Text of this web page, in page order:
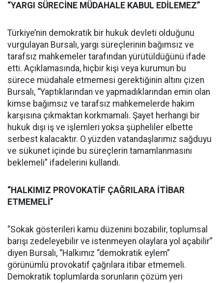
“YARGI SÜRECİNE MÜDAHALE KABUL EDİLEMEZ”
Türkiye’nin demokratik bir hukuk devleti olduğunu
vurgulayan Bursalı, yargı süreçlerinin bağımsız ve
tarafsız mahkemeler tarafından yürütüldüğünü ifade
etti. Açıklamasında, hiçbir kişi veya kurumun bu
sürece müdahale etmemesi gerektiğinin altını çizen
Bursalı, “Yaptıklarından ve yapmadıklarından emin olan
kimse bağımsız ve tarafsız mahkemelerde hakim
karşısına çıkmaktan korkmamalı. Şayet herhangi bir
hukuk dışı iş ve işlemleri yoksa şüpheliler elbette
serbest kalacaktır. O yüzden vatandaşlarımız sağduyu
ve sükunet içinde bu süreçlerin tamamlanmasını
beklemeli” ifadelerini kullandı.
“HALKIMIZ PROVOKATİF ÇAĞRILARA İTİBAR
ETMEMELİ”
“Sokak gösterileri kamu düzenini bozabilir, toplumsal
barışı zedeleyebilir ve istenmeyen olaylara yol açabilir”
diyen Bursalı, “Halkımız “demokratik eylem”
görünümlü provokatif çağrılara itibar etmemeli.
Demokratik toplumlarda sorunların çözüm yeri